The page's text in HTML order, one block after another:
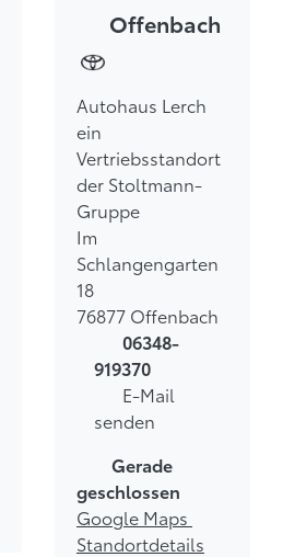
Offenbach
Autohaus Lerch
ein
Vertriebsstandort
der Stoltmann-
Gruppe
Im
Schlangengarten
18
76877 Offenbach
06348-
919370
E-Mail
senden
Gerade
geschlossen
Google Maps
Standortdetails